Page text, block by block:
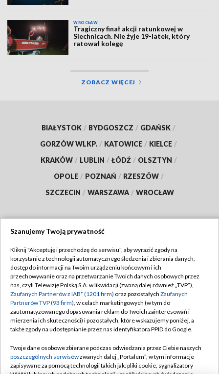
WROCŁAW
Tragiczny finał akcji ratunkowej w
Siechnicach. Nie żyje 19-latek, który
ratował kolegę
ZOBACZ WIĘCEJ
BIAŁYSTOK / BYDGOSZCZ / GDAŃSK /
GORZÓW WLKP. / KATOWICE / KIELCE /
KRAKÓW / LUBLIN / ŁÓDŹ / OLSZTYN /
OPOLE / POZNAŃ / RZESZÓW /
SZCZECIN / WARSZAWA / WROCŁAW
TVP
Abonament TVP
Emisja w TVP
Centrum informacji TVP
Naziemna Telewizja Cyfrowa
Rada Programowa
System NOS
Regulamin TVP
Polityka prywatności
Moje zgody
Pomoc
Kontakt
Szanujemy Twoją prywatność
Kliknij "Akceptuję i przechodzę do serwisu", aby wyrazić zgody na
korzystanie z technologii automatycznego śledzenia i zbierania danych,
dostęp do informacji na Twoim urządzeniu końcowym i ich
przechowywanie oraz na przetwarzanie Twoich danych osobowych przez
nas, czyli Telewizję Polską S.A. w likwidacji (zwaną dalej również „TVP”),
Zaufanych Partnerów z IAB* (1201 firm) oraz pozostałych Zaufanych
Partnerów TVP (93 firm), w celach marketingowych (w tym do
zautomatyzowanego dopasowania reklam do Twoich zainteresowań i
mierzenia ich skuteczności) i pozostałych, które wskazujemy poniżej, a
także zgody na udostępnianie przez nas identyfikatora PPID do Google.
Twoje dane osobowe zbierane podczas odwiedzania przez Ciebie naszych
poszczególnych serwisówzwanych dalej „Portalem”, w tym informacje
zapisywane za pomocą technologii takich jak: pliki cookie, sygnalizatory